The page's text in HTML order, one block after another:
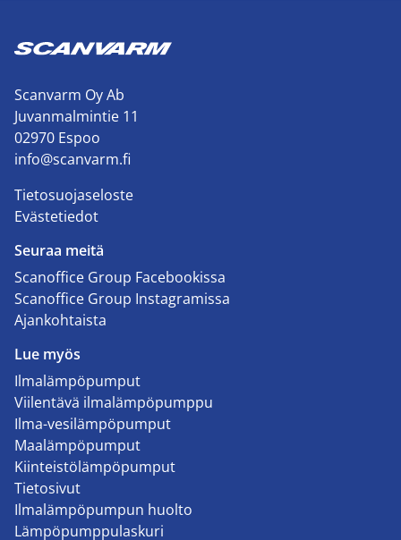
Scanvarm Oy Ab
Juvanmalmintie 11
02970 Espoo
info@scanvarm.fi
Tietosuojaseloste
Evästetiedot
Seuraa meitä
Scanoffice Group Facebookissa
Scanoffice Group Instagramissa
Ajankohtaista
Lue myös
Ilmalämpöpumput
Viilentävä ilmalämpöpumppu
Ilma-vesilämpöpumput
Maalämpöpumput
Kiinteistölämpöpumput
Tietosivut
Ilmalämpöpumpun huolto
Lämpöpumppulaskuri